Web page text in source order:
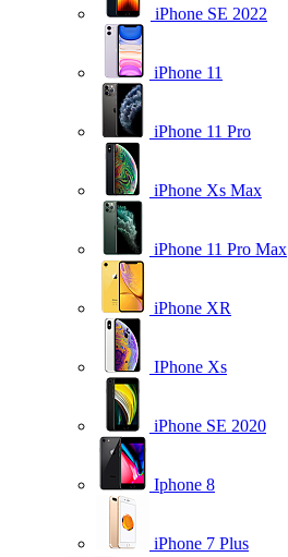
iPhone SE 2022
iPhone 11
iPhone 11 Pro
iPhone Xs Max
iPhone 11 Pro Max
iPhone XR
IPhone Xs
iPhone SE 2020
Iphone 8
iPhone 7 Plus